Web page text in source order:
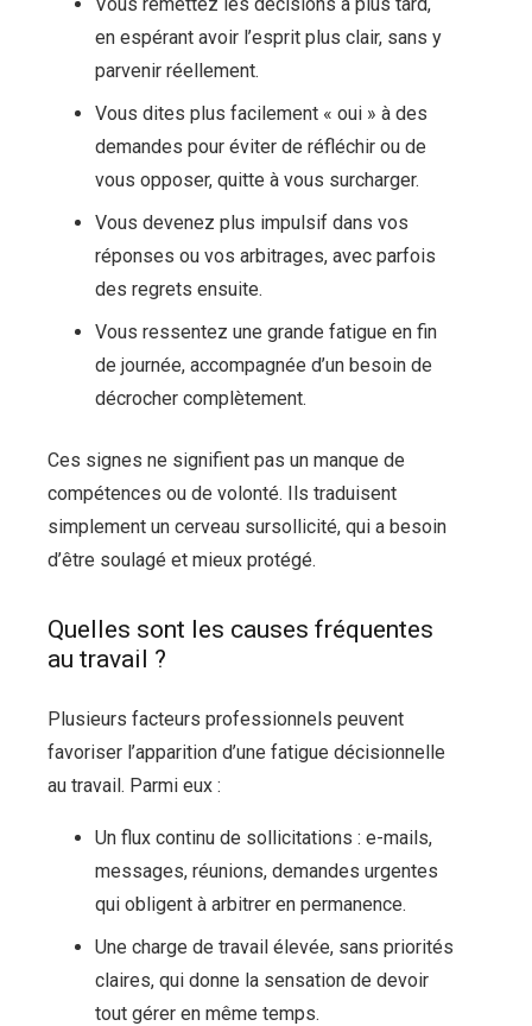
en espérant avoir l’esprit plus clair, sans y
parvenir réellement.
Vous dites plus facilement « oui » à des
demandes pour éviter de réfléchir ou de
vous opposer, quitte à vous surcharger.
Vous devenez plus impulsif dans vos
réponses ou vos arbitrages, avec parfois
des regrets ensuite.
Vous ressentez une grande fatigue en fin
de journée, accompagnée d’un besoin de
décrocher complètement.
Ces signes ne signifient pas un manque de
compétences ou de volonté. Ils traduisent
simplement un cerveau sursollicité, qui a besoin
d’être soulagé et mieux protégé.
Quelles sont les causes fréquentes
au travail ?
Plusieurs facteurs professionnels peuvent
favoriser l’apparition d’une fatigue décisionnelle
au travail. Parmi eux :
Un flux continu de sollicitations : e-mails,
messages, réunions, demandes urgentes
qui obligent à arbitrer en permanence.
Une charge de travail élevée, sans priorités
claires, qui donne la sensation de devoir
tout gérer en même temps.